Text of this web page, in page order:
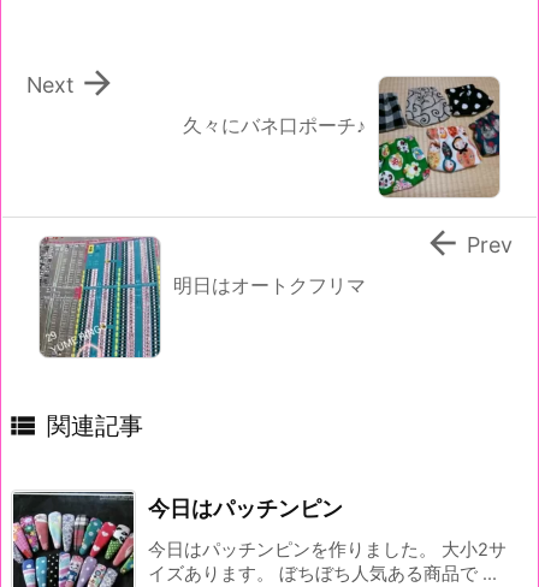
久々にバネ口ポーチ♪

Next
明日はオートクフリマ
 Prev
 関連記事
今日はパッチンピン
今日はパッチンピンを作りました。 大小2サ
イズあります。 ぼちぼち人気ある商品で ...